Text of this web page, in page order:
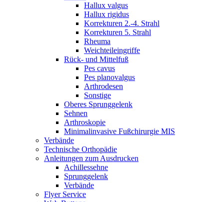
Hallux valgus
Hallux rigidus
Korrekturen 2.-4. Strahl
Korrekturen 5. Strahl
Rheuma
Weichteileingriffe
Rück- und Mittelfuß
Pes cavus
Pes planovalgus
Arthrodesen
Sonstige
Oberes Sprunggelenk
Sehnen
Arthroskopie
Minimalinvasive Fußchirurgie MIS
Verbände
Technische Orthopädie
Anleitungen zum Ausdrucken
Achillessehne
Sprunggelenk
Verbände
Flyer Service